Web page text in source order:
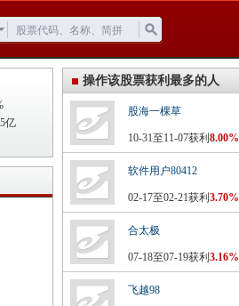
亿
操作该股票获利最多的人
股海一棵草
10-31至11-07获利 8.00%
软件用户80412
02-17至02-21获利 3.70%
合太极
07-18至07-19获利 3.16%
飞越98